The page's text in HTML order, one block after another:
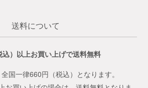
送料について
込）以上お買い上げで送料無料
国一律660円（税込）となります。